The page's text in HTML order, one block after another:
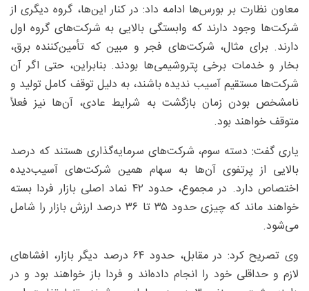
معاون نظارت بر بورس‌ها ادامه داد: در کنار این‌ها، گروه دیگری از
شرکت‌ها وجود دارند که وابستگی بالایی به شرکت‌های گروه اول
دارند. برای مثال، شرکت‌های فجر و مبین که تأمین‌کننده برق،
بخار و خدمات برخی پتروشیمی‌ها بودند. بنابراین، حتی اگر آن
شرکت‌ها مستقیم آسیب ندیده باشند، به دلیل توقف کامل تولید و
نامشخص بودن زمان بازگشت به شرایط عادی، آن‌ها نیز فعلاً
متوقف خواهند بود.
یاری گفت: دسته سوم، شرکت‌های سرمایه‌گذاری هستند که درصد
بالایی از پرتفوی آن‌ها به سهام همین شرکت‌های آسیب‌دیده
اختصاص دارد. در مجموع، حدود ۴۲ نماد اصلی بازار فردا بسته
خواهند ماند که چیزی حدود ۳۵ تا ۳۶ درصد ارزش بازار را شامل
می‌شود.
وی تصریح کرد: در مقابل، حدود ۶۴ درصد دیگر بازار، افشاهای
لازم و حداقلی خود را انجام داده‌اند و فردا باز خواهند بود و در